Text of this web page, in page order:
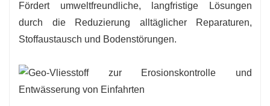
Fördert umweltfreundliche, langfristige Lösungen
durch die Reduzierung alltäglicher Reparaturen,
Stoffaustausch und Bodenstörungen.